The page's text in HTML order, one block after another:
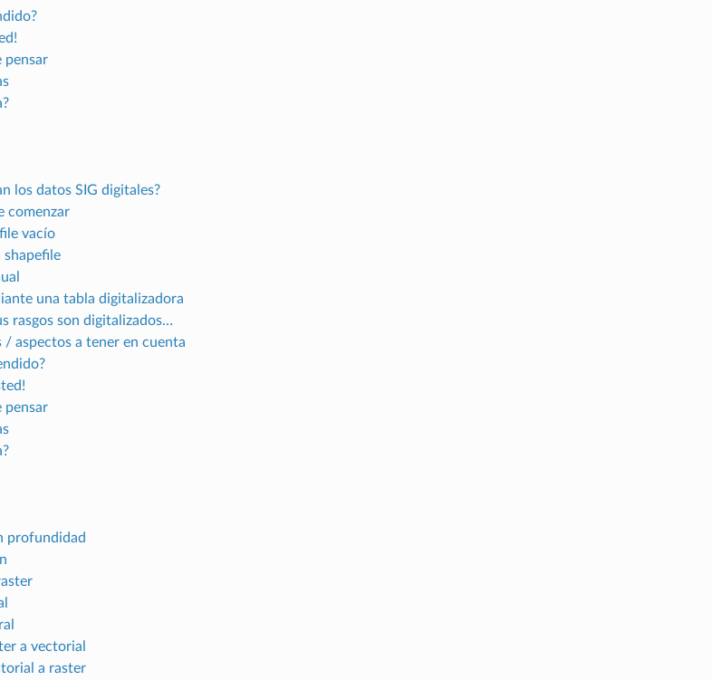
pensar
los datos SIG digitales?
comenzar
vacío
shapefile
una tabla digitalizadora
rasgos son digitalizados…
/ aspectos a tener en cuenta
pensar
profundidad
a vectorial
a raster